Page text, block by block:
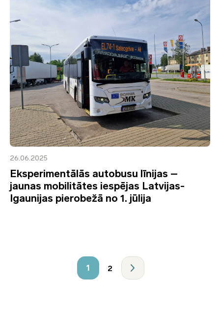
26.06.2025
Eksperimentālās autobusu līnijas –
jaunas mobilitātes iespējas Latvijas-
Igaunijas pierobežā no 1. jūlija
1 2